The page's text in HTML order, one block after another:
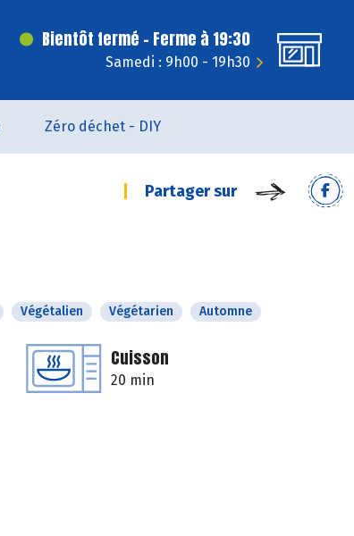
Bientôt fermé - Ferme à 19:30
Samedi : 9h00 - 19h30
Zéro déchet - DIY
Partager sur
Végétalien Végétarien Automne
Cuisson
20 min